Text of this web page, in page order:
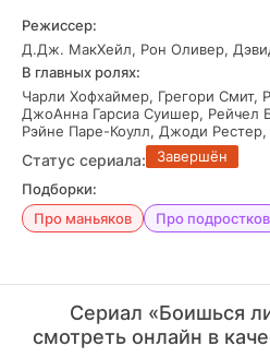
Режиссер:
Д.Дж. МакХейл, Рон Оливер,
В главных ролях:
Чарли Хофхаймер, Грегори Смит,
ДжоАнна Гарсиа Суишер, Рейчел
Рэйне Паре-Коулл, Джоди
Статус сериала:
Завершён
Подборки:
Про маньяков
Про подростков
Сериал «Боишься
смотреть онлайн в